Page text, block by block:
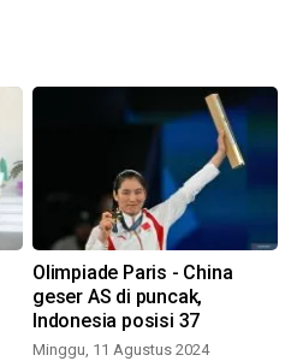
Olimpiade Paris - China
geser AS di puncak,
Indonesia posisi 37
Minggu, 11 Agustus 2024